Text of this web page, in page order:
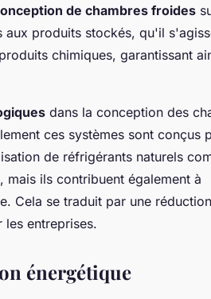
de chambres froides
aux produits stockés, qu'il
chimiques, garantissant
dans la conception des
ces systèmes sont conçus
de réfrigérants naturels
ils contribuent également à
Cela se traduit par une
entreprises.
énergétique